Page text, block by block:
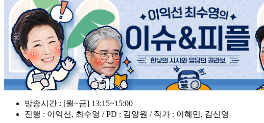
방송시간 : [월~금] 13:15~15:00
진행 : 이익선, 최수영 / PD : 김양원 / 작가 : 이혜민, 감신영